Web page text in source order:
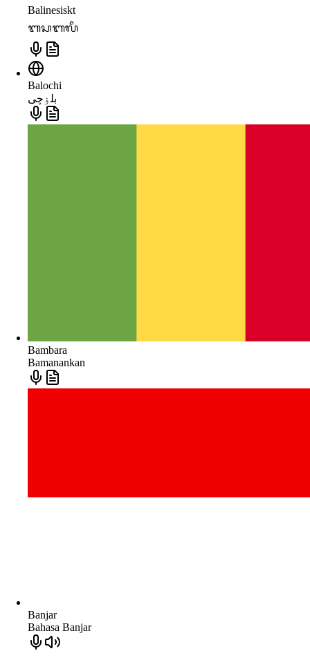
Balinesiskt
ᬩᬲᬩᬮᬶ
Balochi
بلۏچی
Bambara
Bamanankan
Banjar
Bahasa Banjar